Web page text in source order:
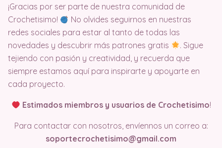
¡Gracias por ser parte de nuestra comunidad de
Crochetisimo!
No olvides seguirnos en nuestras
redes sociales para estar al tanto de todas las
novedades y descubrir más patrones gratis
. Sigue
tejiendo con pasión y creatividad, y recuerda que
siempre estamos aquí para inspirarte y apoyarte en
cada proyecto.
Estimados miembros y usuarios de Crochetisimo!
Para contactar con nosotros, envíennos un correo a:
soportecrochetisimo@gmail.com